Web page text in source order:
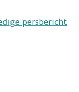
persbericht